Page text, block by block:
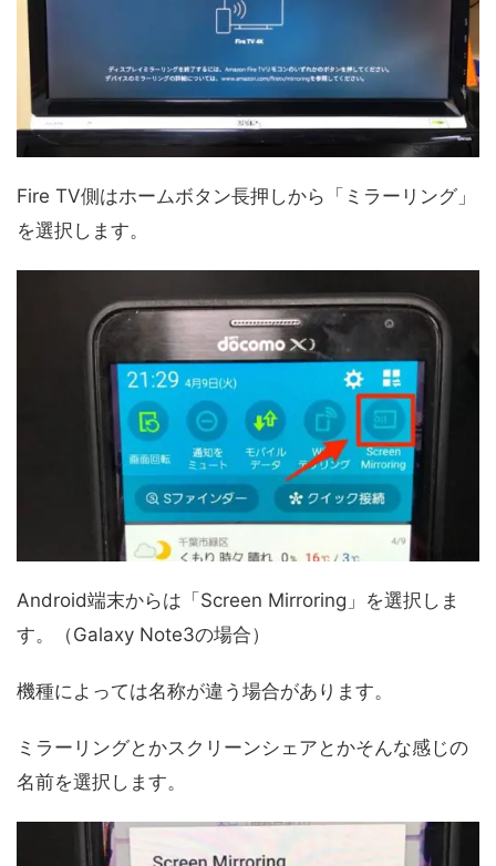
Fire TV側はホームボタン長押しから「ミラーリング」
を選択します。
Android端末からは「Screen Mirroring」を選択しま
す。（Galaxy Note3の場合）
機種によっては名称が違う場合があります。
ミラーリングとかスクリーンシェアとかそんな感じの
名前を選択します。